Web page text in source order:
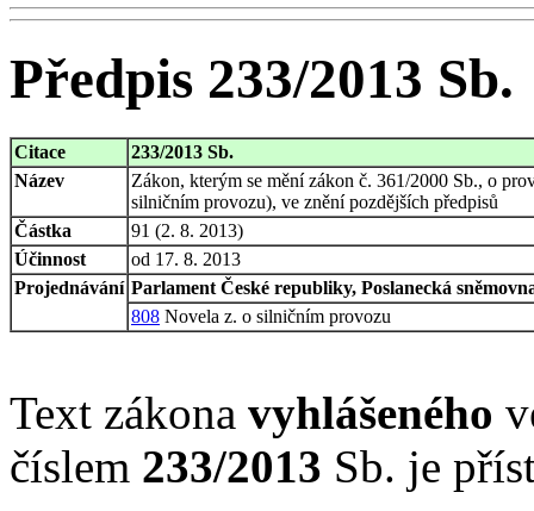
Předpis 233/2013 Sb.
Citace
233/2013 Sb.
Název
Zákon, kterým se mění zákon č. 361/2000 Sb., o
silničním provozu), ve znění pozdějších předpisů
Částka
91 (2. 8. 2013)
Účinnost
od 17. 8. 2013
Projednávání Parlament České republiky, Poslanecká
808 Novela z. o silničním provozu
Text zákona vyhlášeného
číslem 233/2013 Sb. je